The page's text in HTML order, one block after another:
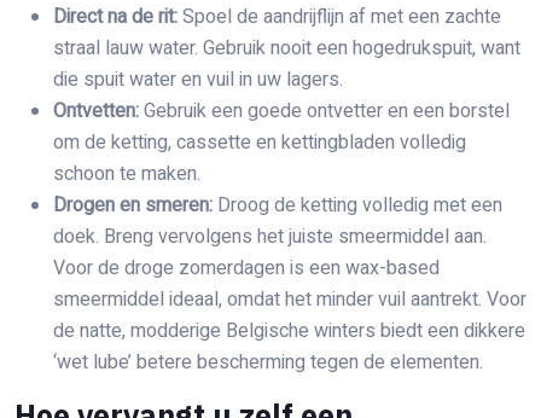
Direct na de rit:Spoel de aandrijflijn af met een zachte
straal lauw water. Gebruik nooit een hogedrukspuit, want
die spuit water en vuil in uw lagers.
Ontvetten:Gebruik een goede ontvetter en een borstel
om de ketting, cassette en kettingbladen volledig
schoon te maken.
Drogen en smeren: Droog de ketting volledig met een
doek. Breng vervolgens het juiste smeermiddel aan.
Voor de droge zomerdagen is een wax-based
smeermiddel ideaal, omdat het minder vuil aantrekt. Voor
de natte, modderige Belgische winters biedt een dikkere
‘wet lube’ betere bescherming tegen de elementen.